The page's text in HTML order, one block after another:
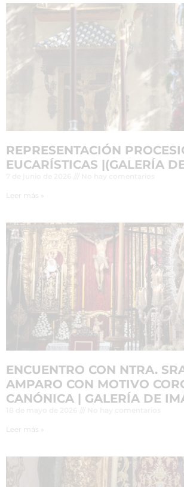
REPRESENTACIÓN
EUCARÍSTICAS |(GALERÍA
Leer más »
ENCUENTRO CON NTRA.
AMPARO CON MOTIVO
CANÓNICA | GALERÍA DE
Leer más »